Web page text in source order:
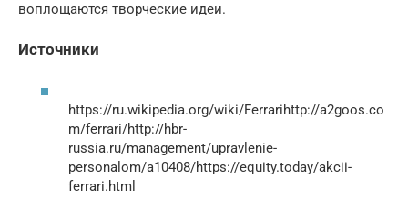
воплощаются творческие идеи.
Источники
https://ru.wikipedia.org/wiki/Ferrarihttp://a2goos.co
m/ferrari/http://hbr-
russia.ru/management/upravlenie-
personalom/a10408/https://equity.today/akcii-
ferrari.html